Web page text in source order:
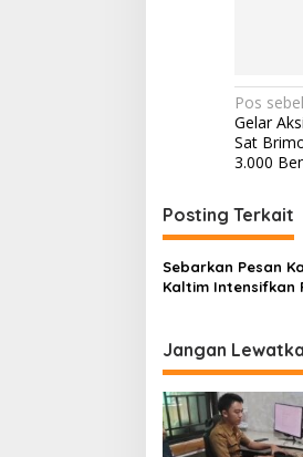
N
a
v
i
g
a
s
p
o
s
Pos
Gelar
Sat
3.000
Posting Terkait
Sebarkan Pesan
Kaltim Intensifkan
Jangan